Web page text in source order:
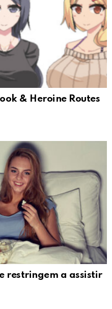
& Heroine Routes
restringem a assistir